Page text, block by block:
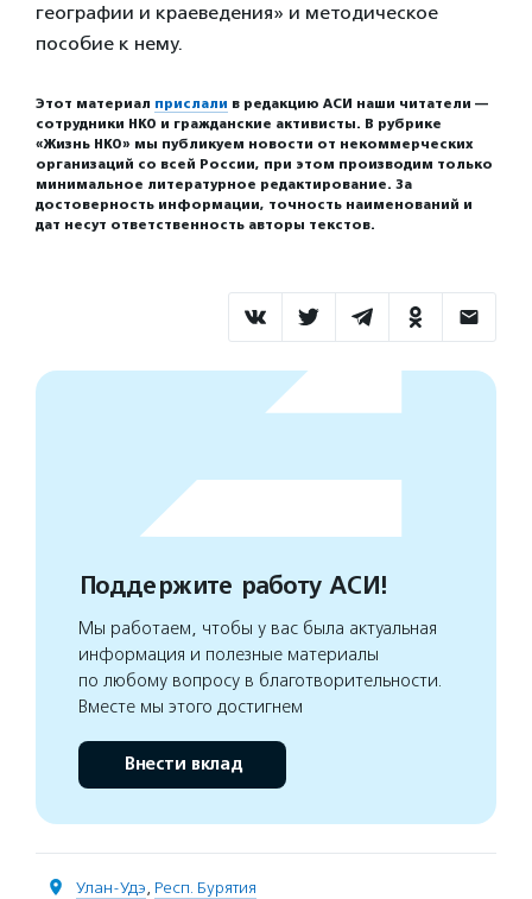
географии и краеведения» и методическое
пособие к нему.
Этот материал прислали в редакцию АСИ наши читатели —
сотрудники НКО и гражданские активисты. В рубрике
«Жизнь НКО» мы публикуем новости от некоммерческих
организаций со всей России, при этом производим только
минимальное литературное редактирование. За
достоверность информации, точность наименований и
дат несут ответственность авторы текстов.
Поддержите работу АСИ!
Мы работаем, чтобы у вас была актуальная
информация и полезные материалы
по любому вопросу в благотворительности.
Вместе мы этого достигнем
Внести вклад
Улан-Удэ, Респ. Бурятия